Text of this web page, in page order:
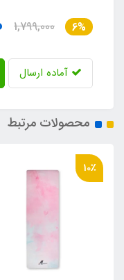
6%
1,799,000
آماده ارسال
محصولات مرتبط
10٪